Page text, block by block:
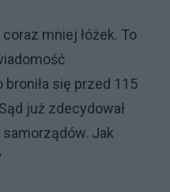
mniej łóżek. To
się przed 115
już zdecydował
samorządów. Jak